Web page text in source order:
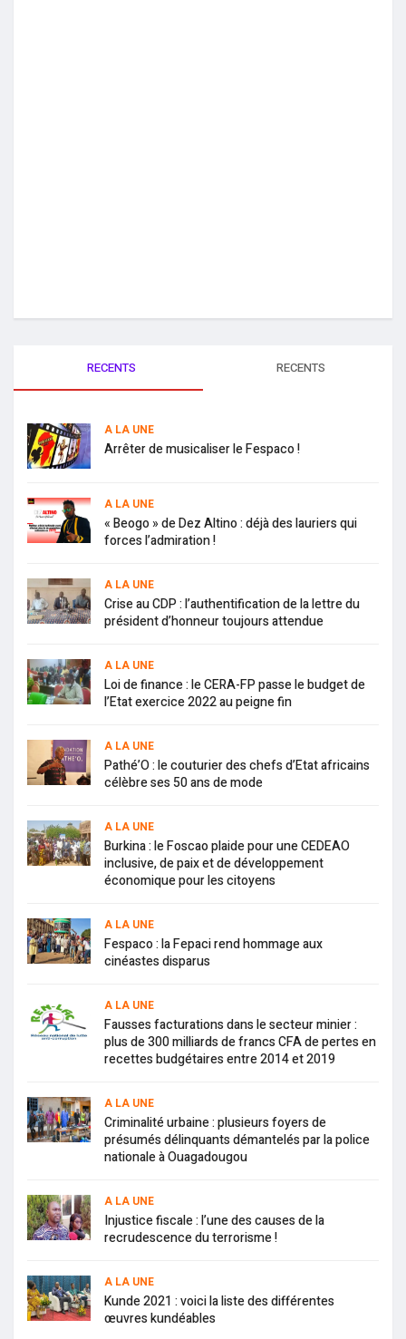
RECENTS RECENTS
A LA UNE
Arrêter de musicaliser le Fespaco !
A LA UNE
« Beogo » de Dez Altino : déjà des lauriers qui
forces l’admiration !
A LA UNE
Crise au CDP : l’authentification de la lettre du
président d’honneur toujours attendue
A LA UNE
Loi de finance : le CERA-FP passe le budget de
l’Etat exercice 2022 au peigne fin
A LA UNE
Pathé’O : le couturier des chefs d’Etat africains
célèbre ses 50 ans de mode
A LA UNE
Burkina : le Foscao plaide pour une CEDEAO
inclusive, de paix et de développement
économique pour les citoyens
A LA UNE
Fespaco : la Fepaci rend hommage aux
cinéastes disparus
A LA UNE
Fausses facturations dans le secteur minier :
plus de 300 milliards de francs CFA de pertes en
recettes budgétaires entre 2014 et 2019
A LA UNE
Criminalité urbaine : plusieurs foyers de
présumés délinquants démantelés par la police
nationale à Ouagadougou
A LA UNE
Injustice fiscale : l’une des causes de la
recrudescence du terrorisme !
A LA UNE
Kunde 2021 : voici la liste des différentes
œuvres kundéables